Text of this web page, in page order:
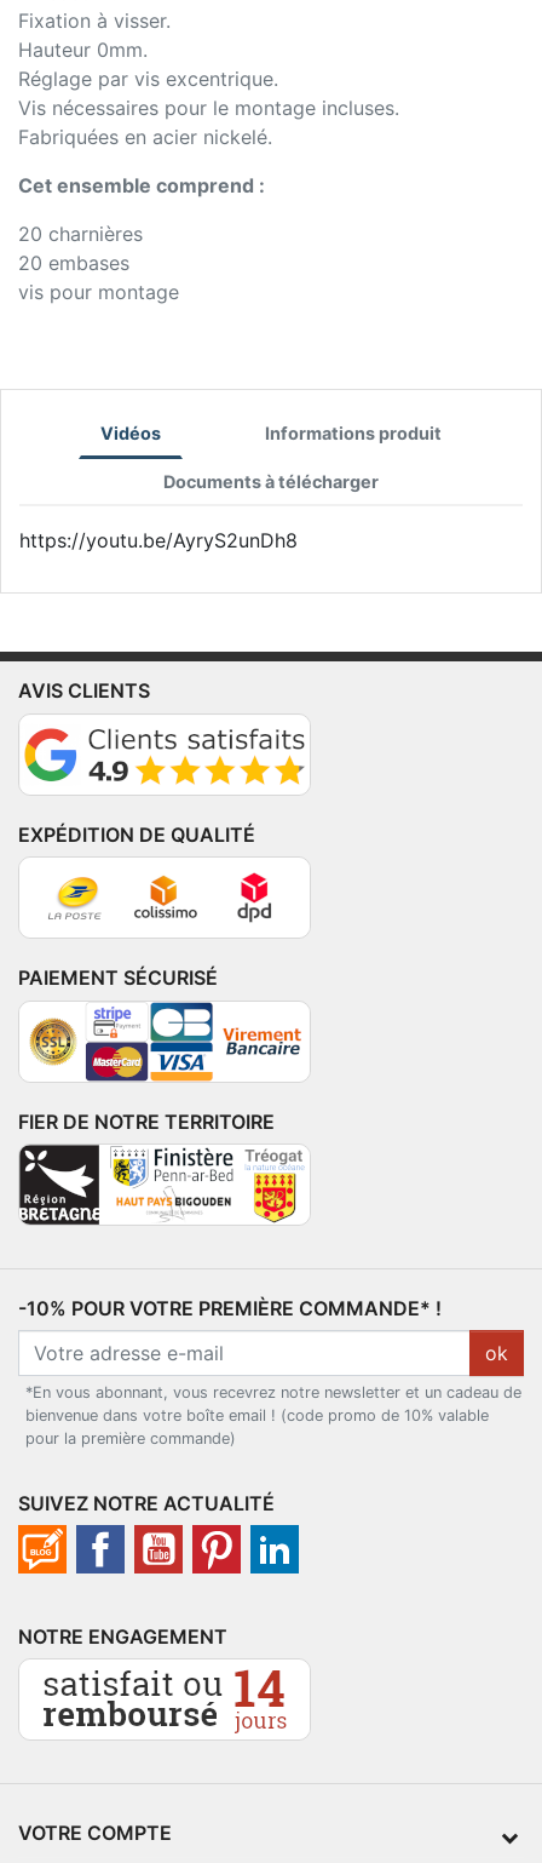
Fixation à visser.
Hauteur 0mm.
Réglage par vis excentrique.
Vis nécessaires pour le montage incluses.
Fabriquées en acier nickelé.
Cet ensemble comprend :
20 charnières
20 embases
vis pour montage
Vidéos Informations produit
Documents à télécharger
https://youtu.be/AyryS2unDh8
AVIS CLIENTS
EXPÉDITION DE QUALITÉ
PAIEMENT SÉCURISÉ
FIER DE NOTRE TERRITOIRE
-10% POUR VOTRE PREMIÈRE COMMANDE* !
ok
*En vous abonnant, vous recevrez notre newsletter et un cadeau de
bienvenue dans votre boîte email ! (code promo de 10% valable
pour la première commande)
SUIVEZ NOTRE ACTUALITÉ
NOTRE ENGAGEMENT
VOTRE COMPTE